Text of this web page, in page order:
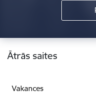
Kājene
Ātrās saites
Vakances